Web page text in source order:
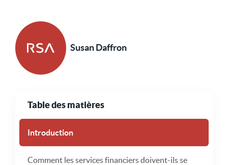
Susan Daffron
Table des matières
Introduction
Comment les services financiers doivent-ils se